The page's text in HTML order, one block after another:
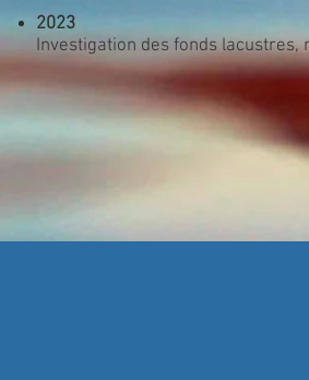
2023
Investigation des fonds